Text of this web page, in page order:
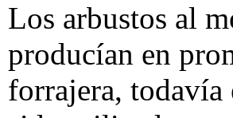
Los arbustos al
producían en
forrajera, todavía